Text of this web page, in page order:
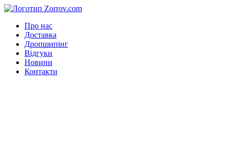
Про нас
Доставка
Дропшипінг
Відгуки
Новини
Контакти